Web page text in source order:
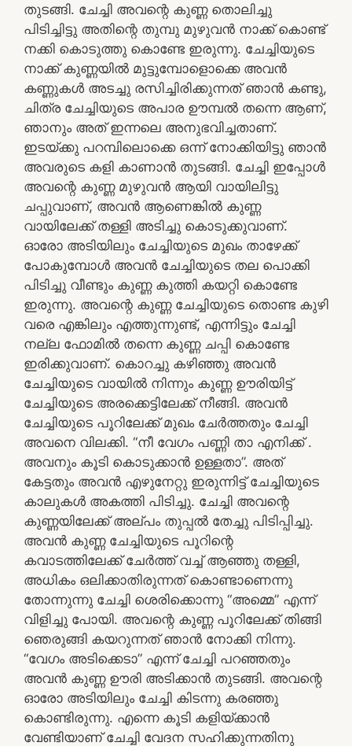
തുടങ്ങി. ചേച്ചി അവന്റെ കുണ്ണ തൊലിച്ചു
പിടിച്ചിട്ടു അതിന്റെ തുമ്പു മുഴുവൻ നാക്ക് കൊണ്ട്
നക്കി കൊടുത്തു കൊണ്ടേ ഇരുന്നു. ചേച്ചിയുടെ
നാക്ക് കുണ്ണയിൽ മുട്ടുമ്പോളൊക്കെ അവൻ
കണ്ണുകൾ അടച്ചു രസിച്ചിരിക്കുന്നത് ഞാൻ കണ്ടു,
ചിത്ര ചേച്ചിയുടെ അപാര ഊമ്പൽ തന്നെ ആണ്,
ഞാനും അത് ഇന്നലെ അനുഭവിച്ചതാണ്.
ഇടയ്ക്കു പറമ്പിലൊക്കെ ഒന്ന് നോക്കിയിട്ടു ഞാൻ
അവരുടെ കളി കാണാൻ തുടങ്ങി. ചേച്ചി ഇപ്പോൾ
അവന്റെ കുണ്ണ മുഴുവൻ ആയി വായിലിട്ടു
ചപ്പുവാണ്, അവൻ ആണെങ്കിൽ കുണ്ണ
വായിലേക്ക് തള്ളി അടിച്ചു കൊടുക്കുവാണ്.
ഓരോ അടിയിലും ചേച്ചിയുടെ മുഖം താഴേക്ക്
പോകുമ്പോൾ അവൻ ചേച്ചിയുടെ തല പൊക്കി
പിടിച്ചു വീണ്ടും കുണ്ണ കുത്തി കയറ്റി കൊണ്ടേ
ഇരുന്നു. അവന്റെ കുണ്ണ ചേച്ചിയുടെ തൊണ്ട കുഴി
വരെ എങ്കിലും എത്തുന്നുണ്ട്, എന്നിട്ടും ചേച്ചി
നല്ല ഫോമിൽ തന്നെ കുണ്ണ ചപ്പി കൊണ്ടേ
ഇരിക്കുവാണ്. കൊറച്ചു കഴിഞ്ഞു അവൻ
ചേച്ചിയുടെ വായിൽ നിന്നും കുണ്ണ ഊരിയിട്ട്
ചേച്ചിയുടെ അരക്കെട്ടിലേക്ക് നീങ്ങി. അവൻ
ചേച്ചിയുടെ പൂറിലേക്ക് മുഖം ചേർത്തതും ചേച്ചി
അവനെ വിലക്കി. “നീ വേഗം പണ്ണി താ എനിക്ക് .
അവനും കൂടി കൊടുക്കാൻ ഉള്ളതാ”. അത്
കേട്ടതും അവൻ എഴുനേറ്റു ഇരുന്നിട്ട് ചേച്ചിയുടെ
കാലുകൾ അകത്തി പിടിച്ചു. ചേച്ചി അവന്റെ
കുണ്ണയിലേക്ക് അല്പം തുപ്പൽ തേച്ചു പിടിപ്പിച്ചു.
അവൻ കുണ്ണ ചേച്ചിയുടെ പൂറിന്റെ
കവാടത്തിലേക്ക് ചേർത്ത് വച്ച് ആഞ്ഞു തള്ളി,
അധികം ഒലിക്കാതിരുന്നത് കൊണ്ടാണെന്നു
തോന്നുന്നു ചേച്ചി ശെരിക്കൊന്നു “അമ്മെ” എന്ന്
വിളിച്ചു പോയി. അവന്റെ കുണ്ണ പൂറിലേക്ക് തിങ്ങി
ഞെരുങ്ങി കയറുന്നത് ഞാൻ നോക്കി നിന്നു.
“വേഗം അടിക്കെടാ” എന്ന് ചേച്ചി പറഞ്ഞതും
അവൻ കുണ്ണ ഊരി അടിക്കാൻ തുടങ്ങി. അവന്റെ
ഓരോ അടിയിലും ചേച്ചി കിടന്നു കരഞ്ഞു
കൊണ്ടിരുന്നു. എന്നെ കൂടി കളിയ്ക്കാൻ
വേണ്ടിയാണ് ചേച്ചി വേദന സഹിക്കുന്നതിനു